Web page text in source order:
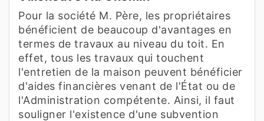
Pour la société M. Père, les propriétaires
bénéficient de beaucoup d'avantages en
termes de travaux au niveau du toit. En
effet, tous les travaux qui touchent
l'entretien de la maison peuvent bénéficier
d'aides financières venant de l'État ou de
l'Administration compétente. Ainsi, il faut
souligner l'existence d'une subvention